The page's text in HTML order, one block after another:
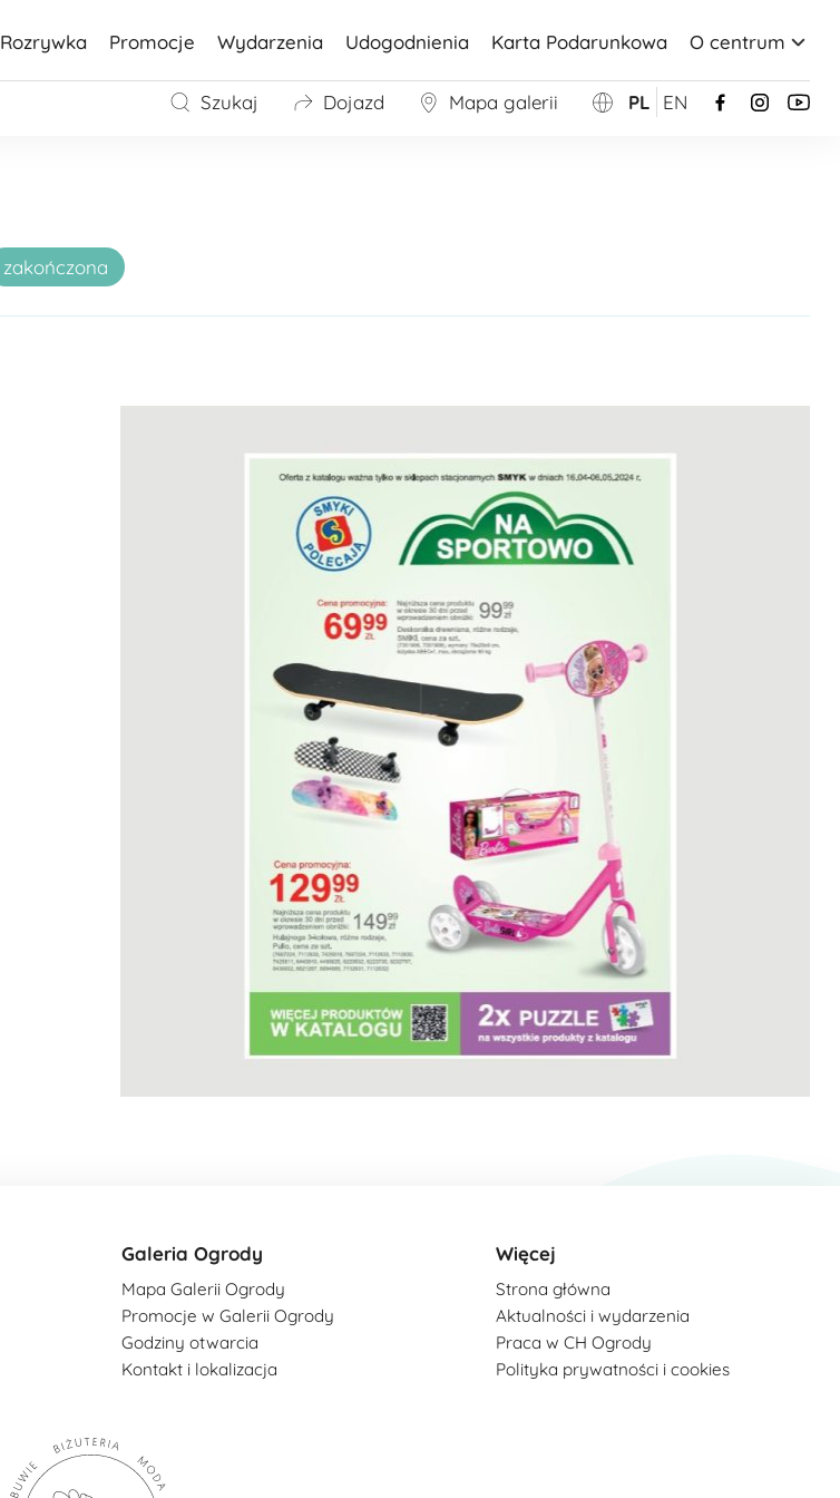
Rozrywka Promocje Wydarzenia Udogodnienia Karta Podarunkowa O centrum
Szukaj Dojazd Mapa galerii PL EN
zakończona
Galeria Ogrody
Mapa Galerii Ogrody
Promocje w Galerii Ogrody
Godziny otwarcia
Kontakt i lokalizacja
Więcej
Strona główna
Aktualności i wydarzenia
Praca w CH Ogrody
Polityka prywatności i cookies